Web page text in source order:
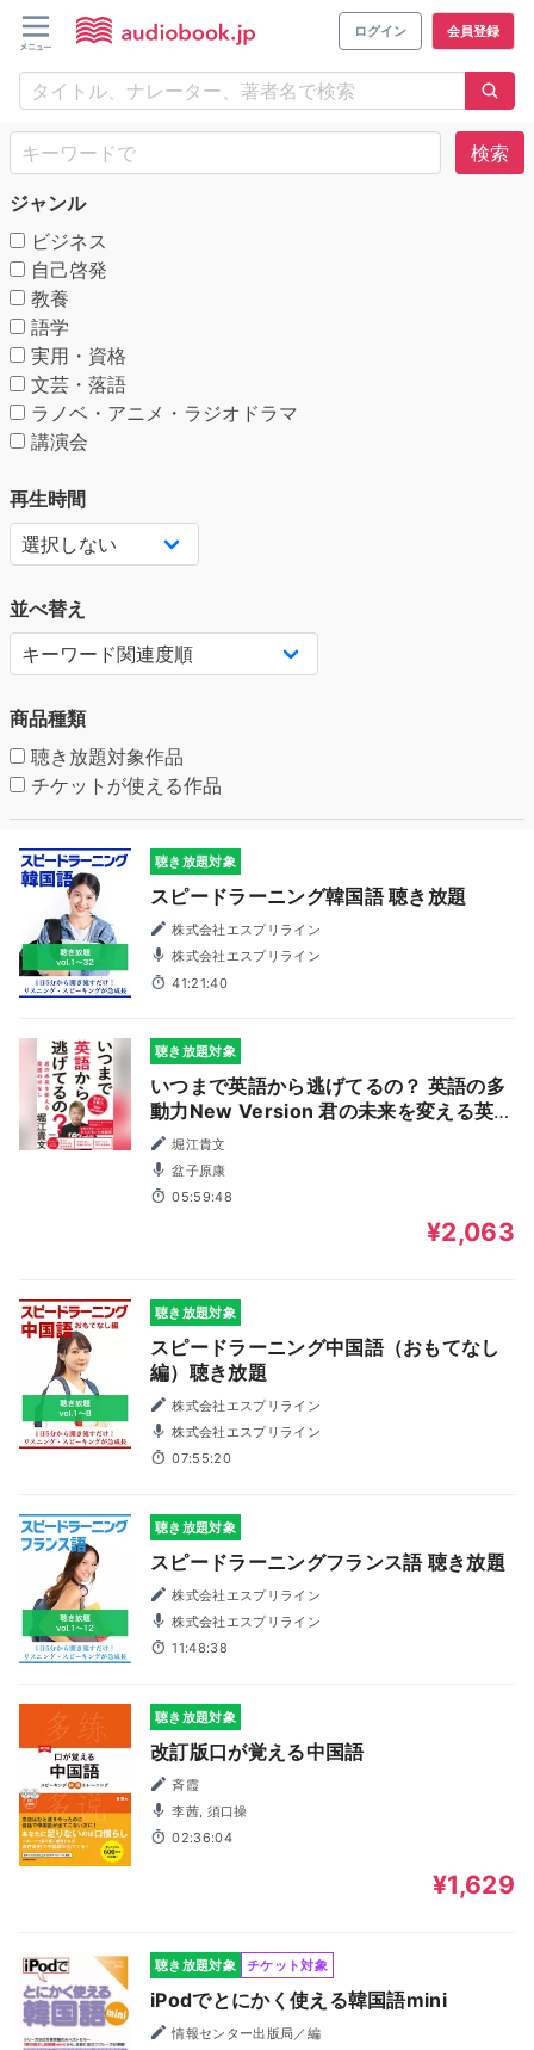
ログイン 会員登録
検索
ジャンル
ビジネス
自己啓発
教養
語学
実用・資格
文芸・落語
ラノベ・アニメ・ラジオドラマ
講演会
再生時間
並べ替え
商品種類
聴き放題対象作品
チケットが使える作品
聴き放題対象
スピードラーニング韓国語 聴き放題
株式会社エスプリライン
株式会社エスプリライン
41:21:40
聴き放題対象
いつまで英語から逃げてるの？ 英語の多
動力New Version 君の未来を変える英語
のはなし
堀江貴文
盆子原康
05:59:48
¥2,063
聴き放題対象
スピードラーニング中国語（おもてなし
編）聴き放題
株式会社エスプリライン
株式会社エスプリライン
07:55:20
聴き放題対象
スピードラーニングフランス語 聴き放題
株式会社エスプリライン
株式会社エスプリライン
11:48:38
聴き放題対象
改訂版口が覚える中国語
斉霞
李茜, 須口操
02:36:04
¥1,629
聴き放題対象 チケット対象
iPodでとにかく使える韓国語mini
情報センター出版局／編